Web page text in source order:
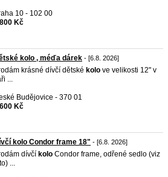
10 - 102 00
Kč
kolo , méďa dárek - [6.8. 2026]
krásné dívčí dětské kolo ve velikosti 12" v
...
Budějovice - 370 01
Kč
kolo Condor frame 18" - [6.8. 2026]
dívčí kolo Condor frame, odřené sedlo (viz
...